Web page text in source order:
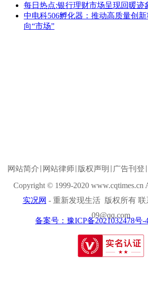
每日热点:银行理财市场呈现回暖迹
中电科506孵化器：推动高质量创新
向“市场”
网站简介 网站律师 版权声明 广告刊登
Copyright © 1999-2020 www.cqtimes.cn
实况网 - 重新发现生活 版权所有 联
09@qq.com
备案号：豫ICP备2021032478号-